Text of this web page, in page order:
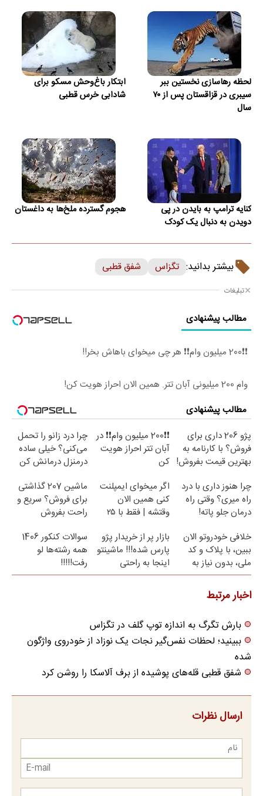
لحظه رهاسازی نخستین ببر
سیبری در قزاقستان پس از ۷۰
سال
ابتکار باغ‌وحش مسکو برای
شادابی خرس قطبی
کنایه ترامپ به بایدن در پی
دویدن به دنبال یک کودک
هجوم گسترده ملخ‌ها به داغستان
بیشتر بدانید: تگزاس شفق قطبی
تبلیغات
مطالب پیشنهادی
❗❗200 میلیون وام❗❗ هر چی میخوای باهاش بخر!!
وام 200 میلیونی آبان تتر. همین الان احراز هویت کن!
مطالب پیشنهادی
پژو 206 داری برای
فروش؟ با کارنامه به
بهترین قیمت بفروش!
❗❗200 میلیون وام❗❗ در
آبان تتر احراز هویت
کن
چرا درد زانو را تحمل
می‌کنی؟ خیلی ساده
درمنزل درمانش کن
چرا هنوز داری با درد
راه میری؟ وقتی راه
درمان جلو پاته!
اگر میخوای ایمپلنت
کنی همین الان
وقتشه | فقط با ۲۵
ماشین 207 گذاشتی
برای فروش؟ سریع و
راحت بفروش
خلافی خودروتو الان
ببین، با پلاک و کد
ملی، بدون نیاز به
مراجعه حضوری
بازار پر از خریدار پژو
پارس شده!!! ماشینتو
اینجا به راحتی
بفروش
سوالات کنکور 1406
همه رشته‌ها لو
رفت!!!!!
اخبار مرتبط
بارش تگرگ به اندازه توپ گلف در تگزاس
ببینید؛ لحظات نفس‌گیر نجات یک نوزاد از خودروی واژگون
شده
شفق قطبی قله‌های پوشیده از برف آلاسکا را روشن کرد
ارسال نظرات